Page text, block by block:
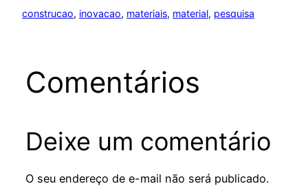
construcao, inovacao, materiais, material, pesquisa
Comentários
Deixe um comentário
O seu endereço de e-mail não será publicado.